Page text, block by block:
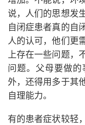
说，人们的思想发
自闭症患者真的自
人的认可，他们更
上存在一些问题，
问题。父母要做
外，还得用多于其
自理能力。
有的患者症状较轻